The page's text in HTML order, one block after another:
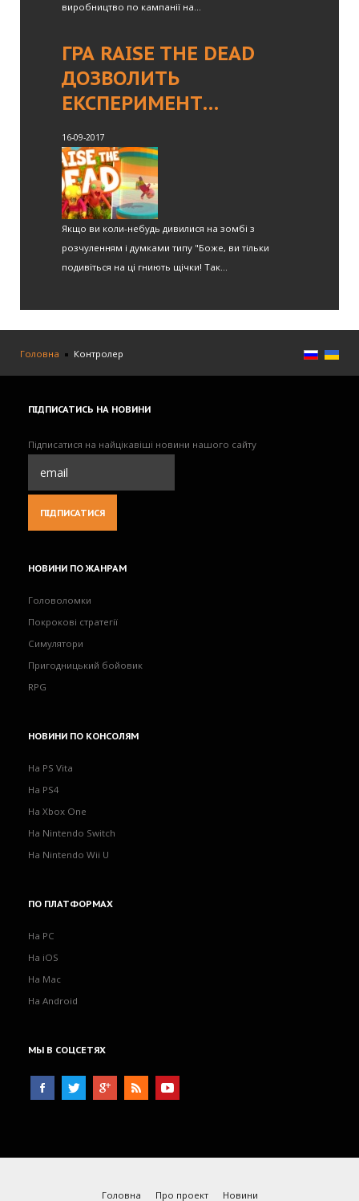
виробництво по кампанії на...
ГРА RAISE THE DEAD
ДОЗВОЛИТЬ
ЕКСПЕРИМЕНТ…
16-09-2017
Якщо ви коли-небудь дивилися на зомбі з
розчуленням і думками типу "Боже, ви тільки
подивіться на ці гниють щічки! Так...
Головна Контролер
ПІДПИСАТИСЬ НА НОВИНИ
Підписатися на найцікавіші новини нашого сайту
НОВИНИ ПО ЖАНРАМ
Головоломки
Покрокові стратегії
Симулятори
Пригодницький бойовик
RPG
НОВИНИ ПО КОНСОЛЯМ
На PS Vita
На PS4
На Xbox One
На Nintendo Switch
На Nintendo Wii U
ПО ПЛАТФОРМАХ
На PC
На iOS
На Mac
На Android
МЫ В СОЦСЕТЯХ
Головна Про проект Новини